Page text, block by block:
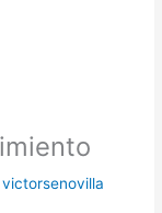
victorsenovilla